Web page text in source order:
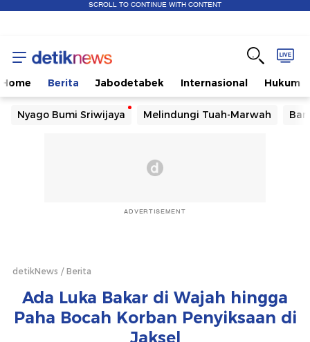
SCROLL TO CONTINUE WITH CONTENT
Home Berita Jabodetabek Internasional Hukum
Nyago Bumi Sriwijaya Melindungi Tuah-Marwah
ADVERTISEMENT
detikNews Berita
Ada Luka Bakar di Wajah hingga
Paha Bocah Korban Penyiksaan di
Jaksel